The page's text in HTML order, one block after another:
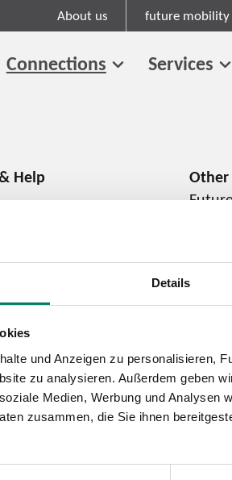
Details
und Anzeigen zu personalisieren,
zu analysieren. Außerdem geben
Medien, Werbung und Analysen
zusammen, die Sie ihnen
About us future mobility
Connections Services